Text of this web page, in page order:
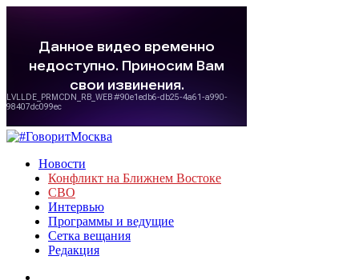
Новости
Конфликт на Ближнем Востоке
СВО
Интервью
Программы и ведущие
Сетка вещания
Редакция